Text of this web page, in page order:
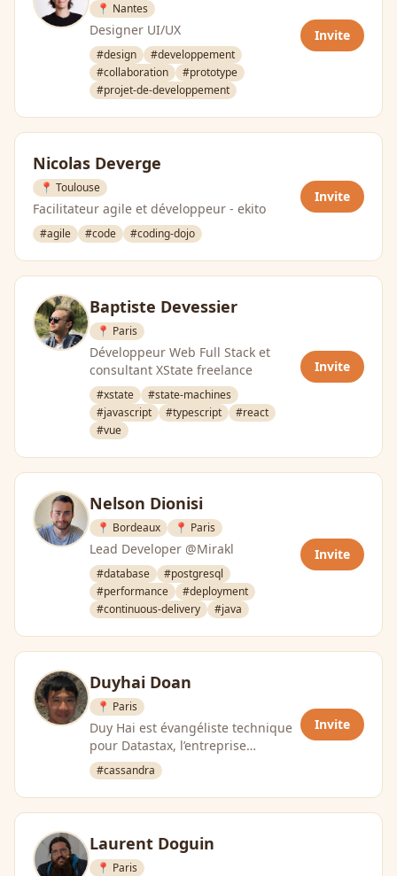
📍 Nantes
Designer UI/UX
#design
#developpement
#collaboration
#prototype
#projet-de-developpement
Invite
Nicolas Deverge
📍 Toulouse
Facilitateur agile et développeur - ekito
#agile #code #coding-dojo
Invite
Baptiste Devessier
📍 Paris
Développeur Web Full Stack et
consultant XState freelance
#xstate
#state-machines
#javascript
#typescript
#react
#vue
Invite
Nelson Dionisi
📍 Bordeaux 📍 Paris
Lead Developer @Mirakl
#database
#postgresql
#performance
#deployment
#continuous-delivery
#java
Invite
Duyhai Doan
📍 Paris
Duy Hai est évangéliste technique
pour Datastax, l’entreprise
commerciale derrière Apache
Cassandra. Il partage son …
#cassandra
Invite
Laurent Doguin
📍 Paris